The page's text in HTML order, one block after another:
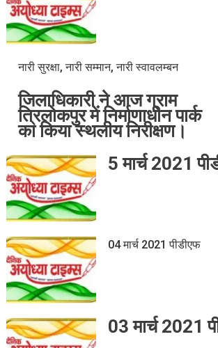
नारी सुरक्षा, नारी सम्मान, नारी स्वावलम्बन
जिलाधिकारी ने आज ग्राम
त्रिलोकपुर में निर्माणाधीन पार्क
का किया स्थलीय निरीक्षण।
5 मार्च 2021
04 मार्च 2021 पीडीएफ
03 मार्च 2021